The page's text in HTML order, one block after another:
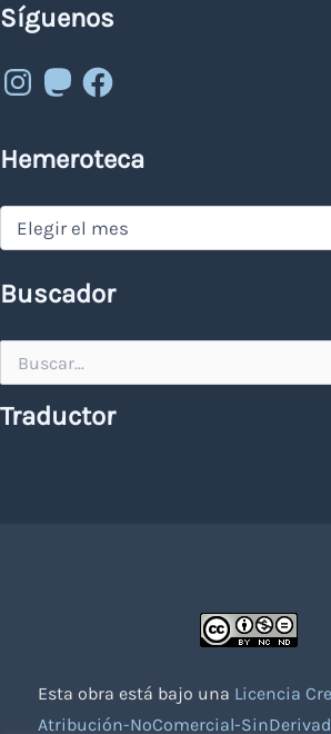
Síguenos
Instagram
MastodonFacebook
Hemeroteca
Hemeroteca
Buscador
por:
Traductor
Esta obra está bajo una Licencia
Atribución-NoComercial-